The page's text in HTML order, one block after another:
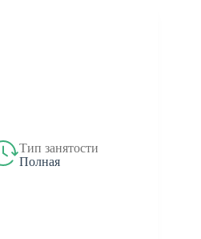
Тип занятости
Полная